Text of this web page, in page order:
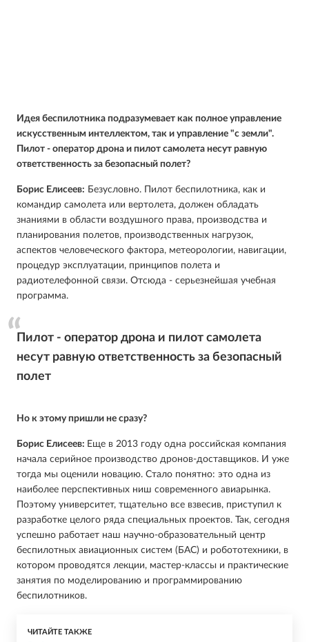
Идея беспилотника подразумевает как полное управление
искусственным интеллектом, так и управление "с земли".
Пилот - оператор дрона и пилот самолета несут равную
ответственность за безопасный полет?
Борис Елисеев: Безусловно. Пилот беспилотника, как и
командир самолета или вертолета, должен обладать
знаниями в области воздушного права, производства и
планирования полетов, производственных нагрузок,
аспектов человеческого фактора, метеорологии, навигации,
процедур эксплуатации, принципов полета и
радиотелефонной связи. Отсюда - серьезнейшая учебная
программа.
Пилот - оператор дрона и пилот самолета
несут равную ответственность за безопасный
полет
Но к этому пришли не сразу?
Борис Елисеев: Еще в 2013 году одна российская компания
начала серийное производство дронов-доставщиков. И уже
тогда мы оценили новацию. Стало понятно: это одна из
наиболее перспективных ниш современного авиарынка.
Поэтому университет, тщательно все взвесив, приступил к
разработке целого ряда специальных проектов. Так, сегодня
успешно работает наш научно-образовательный центр
беспилотных авиационных систем (БАС) и робототехники, в
котором проводятся лекции, мастер-классы и практические
занятия по моделированию и программированию
беспилотников.
ЧИТАЙТЕ ТАКЖЕ